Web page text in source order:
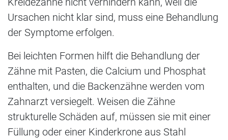
Ursachen nicht klar sind, muss eine Behandlung
der Symptome erfolgen.
Bei leichten Formen hilft die Behandlung der
Zähne mit Pasten, die Calcium und Phosphat
enthalten, und die Backenzähne werden vom
Zahnarzt versiegelt. Weisen die Zähne
strukturelle Schäden auf, müssen sie mit einer
Füllung oder einer Kinderkrone aus Stahl